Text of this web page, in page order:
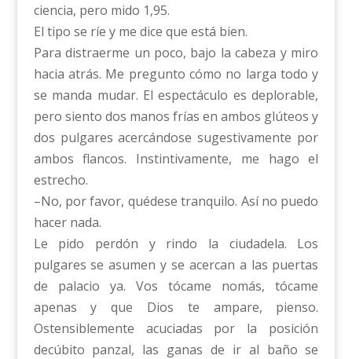
ciencia, pero mido 1,95.
El tipo se ríe y me dice que está bien.
Para distraerme un poco, bajo la cabeza y miro
hacia atrás. Me pregunto cómo no larga todo y
se manda mudar. El espectáculo es deplorable,
pero siento dos manos frías en ambos glúteos y
dos pulgares acercándose sugestivamente por
ambos flancos. Instintivamente, me hago el
estrecho.
–No, por favor, quédese tranquilo. Así no puedo
hacer nada.
Le pido perdón y rindo la ciudadela. Los
pulgares se asumen y se acercan a las puertas
de palacio ya. Vos tócame nomás, tócame
apenas y que Dios te ampare, pienso.
Ostensiblemente acuciadas por la posición
decúbito panzal, las ganas de ir al baño se